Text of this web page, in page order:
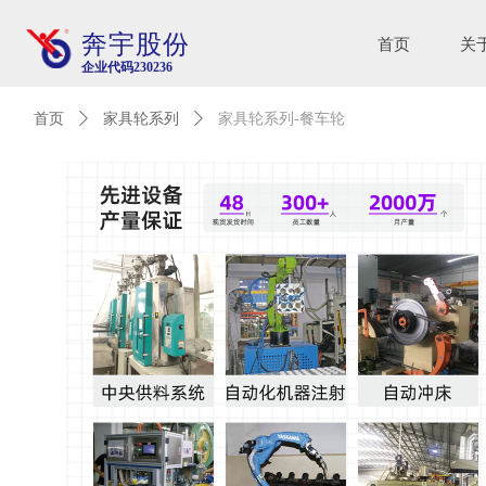
首页 关
奔宇股份
企业代码230236
首页 ꄲ 家具轮系列 ꄲ 家具轮系列-餐车轮